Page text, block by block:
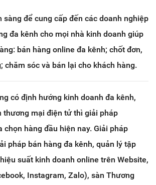
sàng để cung cấp đến các doanh nghiệp
đa kênh cho mọi nhà kinh doanh giúp
bán hàng online đa kênh; chốt đơn,
chăm sóc và bán lại cho khách hàng.
có định hướng kinh doanh đa kênh,
thương mại điện tử thì giải pháp
chọn hàng đầu hiện nay. Giải pháp
pháp bán hàng đa kênh, quản lý tập
suất kinh doanh online trên Website,
Instagram, Zalo), sàn Thương